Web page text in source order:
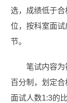
选，成绩低于
位，按科室面
节。
笔试内容
百分制，划定
面试人数1:3的